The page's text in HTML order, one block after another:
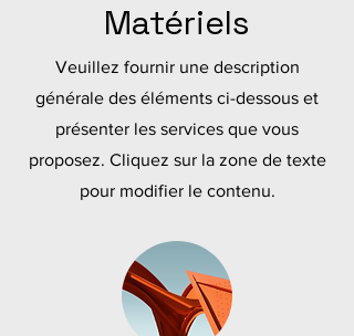
Matériels
Veuillez fournir une description
générale des éléments ci-dessous et
présenter les services que vous
proposez. Cliquez sur la zone de texte
pour modifier le contenu.